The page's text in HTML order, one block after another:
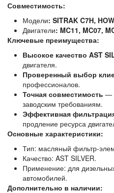
Совместимость:
Модели: SITRAK C7H,
Двигатели: MC11, MC07,
Ключевые преимущества:
Высокое качество AST
двигателя.
Проверенный выбор
профессионалов.
Точная совместимость —
заводским требованиям.
Эффективная
продление ресурса
Основные характеристики:
Тип: масляный
Качество: AST SILVER.
Применение: для
автомобилей.
Дополнительно в наличии: